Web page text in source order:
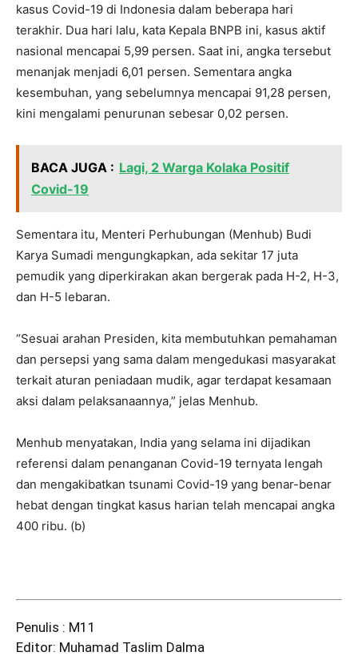
kasus Covid-19 di Indonesia dalam beberapa hari
terakhir. Dua hari lalu, kata Kepala BNPB ini, kasus aktif
nasional mencapai 5,99 persen. Saat ini, angka tersebut
menanjak menjadi 6,01 persen. Sementara angka
kesembuhan, yang sebelumnya mencapai 91,28 persen,
kini mengalami penurunan sebesar 0,02 persen.
BACA JUGA : Lagi, 2 Warga Kolaka Positif
Covid-19
Sementara itu, Menteri Perhubungan (Menhub) Budi
Karya Sumadi mengungkapkan, ada sekitar 17 juta
pemudik yang diperkirakan akan bergerak pada H-2, H-3,
dan H-5 lebaran.
“Sesuai arahan Presiden, kita membutuhkan pemahaman
dan persepsi yang sama dalam mengedukasi masyarakat
terkait aturan peniadaan mudik, agar terdapat kesamaan
aksi dalam pelaksanaannya,” jelas Menhub.
Menhub menyatakan, India yang selama ini dijadikan
referensi dalam penanganan Covid-19 ternyata lengah
dan mengakibatkan tsunami Covid-19 yang benar-benar
hebat dengan tingkat kasus harian telah mencapai angka
400 ribu. (b)
Penulis : M11
Editor: Muhamad Taslim Dalma